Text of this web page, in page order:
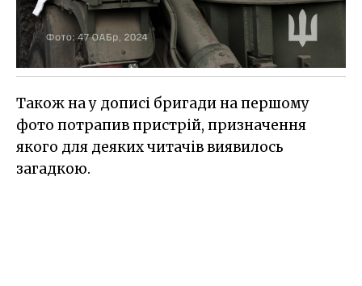
Також на у дописі бригади на першому
фото потрапив пристрій, призначення
якого для деяких читачів виявилось
загадкою.